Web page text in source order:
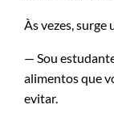
Às vezes, surge
— Sou
alimentos que
evitar.